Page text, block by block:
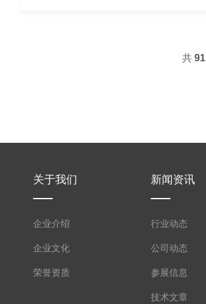
共91
关于我们
企业介绍
企业文化
荣誉资质
新闻资讯
行业动态
公司动态
参展信息
技术文章